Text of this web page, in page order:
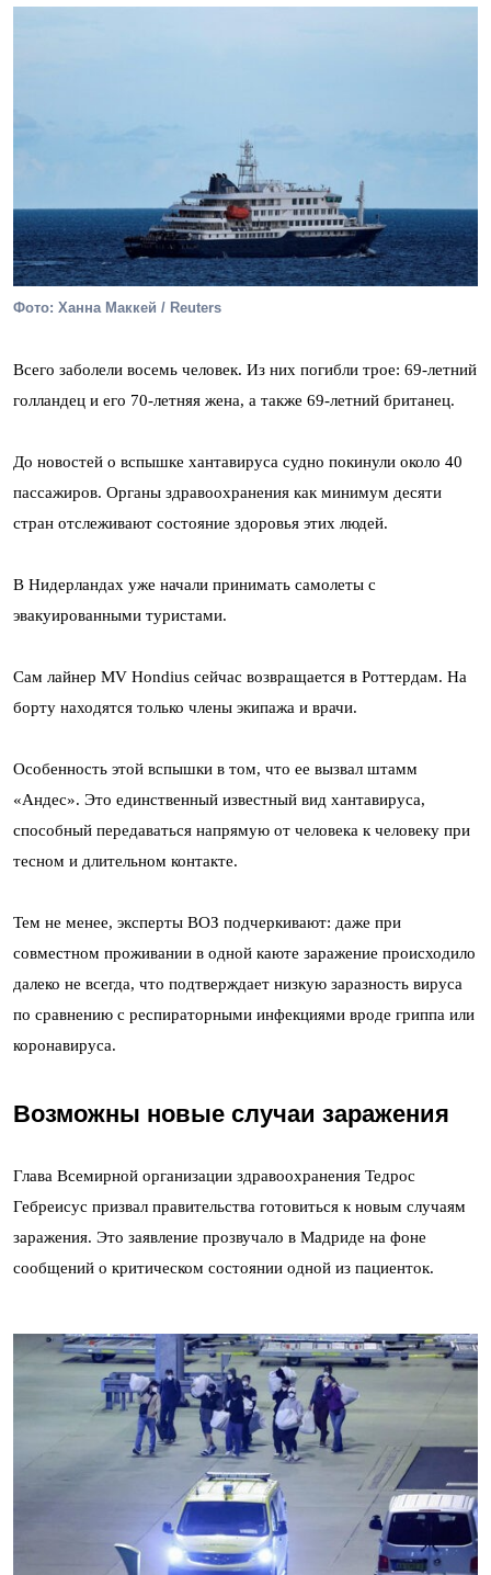
Фото: Ханна Маккей / Reuters
Всего заболели восемь человек. Из них погибли трое: 69-летний
голландец и его 70-летняя жена, а также 69-летний британец.
До новостей о вспышке хантавируса судно покинули около 40
пассажиров. Органы здравоохранения как минимум десяти
стран отслеживают состояние здоровья этих людей.
В Нидерландах уже начали принимать самолеты с
эвакуированными туристами.
Сам лайнер MV Hondius сейчас возвращается в Роттердам. На
борту находятся только члены экипажа и врачи.
Особенность этой вспышки в том, что ее вызвал штамм
«Андес». Это единственный известный вид хантавируса,
способный передаваться напрямую от человека к человеку при
тесном и длительном контакте.
Тем не менее, эксперты ВОЗ подчеркивают: даже при
совместном проживании в одной каюте заражение происходило
далеко не всегда, что подтверждает низкую заразность вируса
по сравнению с респираторными инфекциями вроде гриппа или
коронавируса.
Возможны новые случаи заражения
Глава Всемирной организации здравоохранения Тедрос
Гебреисус призвал правительства готовиться к новым случаям
заражения. Это заявление прозвучало в Мадриде на фоне
сообщений о критическом состоянии одной из пациенток.